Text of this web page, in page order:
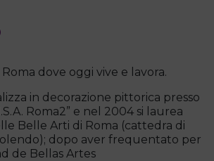
Roma dove oggi vive e lavora.
in decorazione pittorica presso
Roma2” e nel 2004 si laurea
Belle Arti di Roma (cattedra di
dopo aver frequentato per
de Bellas Artes